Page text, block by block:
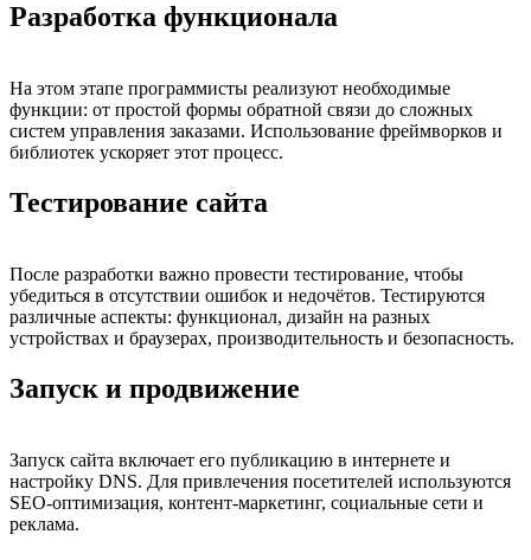
Разработка функционала
На этом этапе программисты реализуют необходимые
функции: от простой формы обратной связи до сложных
систем управления заказами. Использование фреймворков и
библиотек ускоряет этот процесс.
Тестирование сайта
После разработки важно провести тестирование, чтобы
убедиться в отсутствии ошибок и недочётов. Тестируются
различные аспекты: функционал, дизайн на разных
устройствах и браузерах, производительность и безопасность.
Запуск и продвижение
Запуск сайта включает его публикацию в интернете и
настройку DNS. Для привлечения посетителей используются
SEO-оптимизация, контент-маркетинг, социальные сети и
реклама.